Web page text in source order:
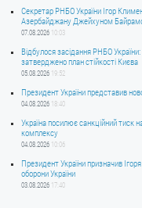
Секретар РНБО України Ігор
Азербайджану Джейхуном
07.08.2026 10:03
Відбулося засідання РНБО України:
затверджено план стійкості Києва
05.08.2026 19:52
Президент України представив
04.08.2026 18:40
Україна посилює санкційний тиск
комплексу
04.08.2026 10:06
Президент України призначив
оборони України
03.08.2026 17:40